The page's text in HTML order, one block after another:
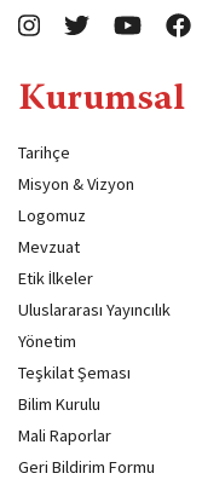
Kurumsal
Tarihçe
Misyon & Vizyon
Logomuz
Mevzuat
Etik İlkeler
Uluslararası Yayıncılık
Yönetim
Teşkilat Şeması
Bilim Kurulu
Mali Raporlar
Geri Bildirim Formu